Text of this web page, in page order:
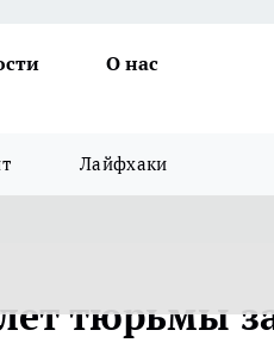
О нас
Лайфхаки
тюрьмы